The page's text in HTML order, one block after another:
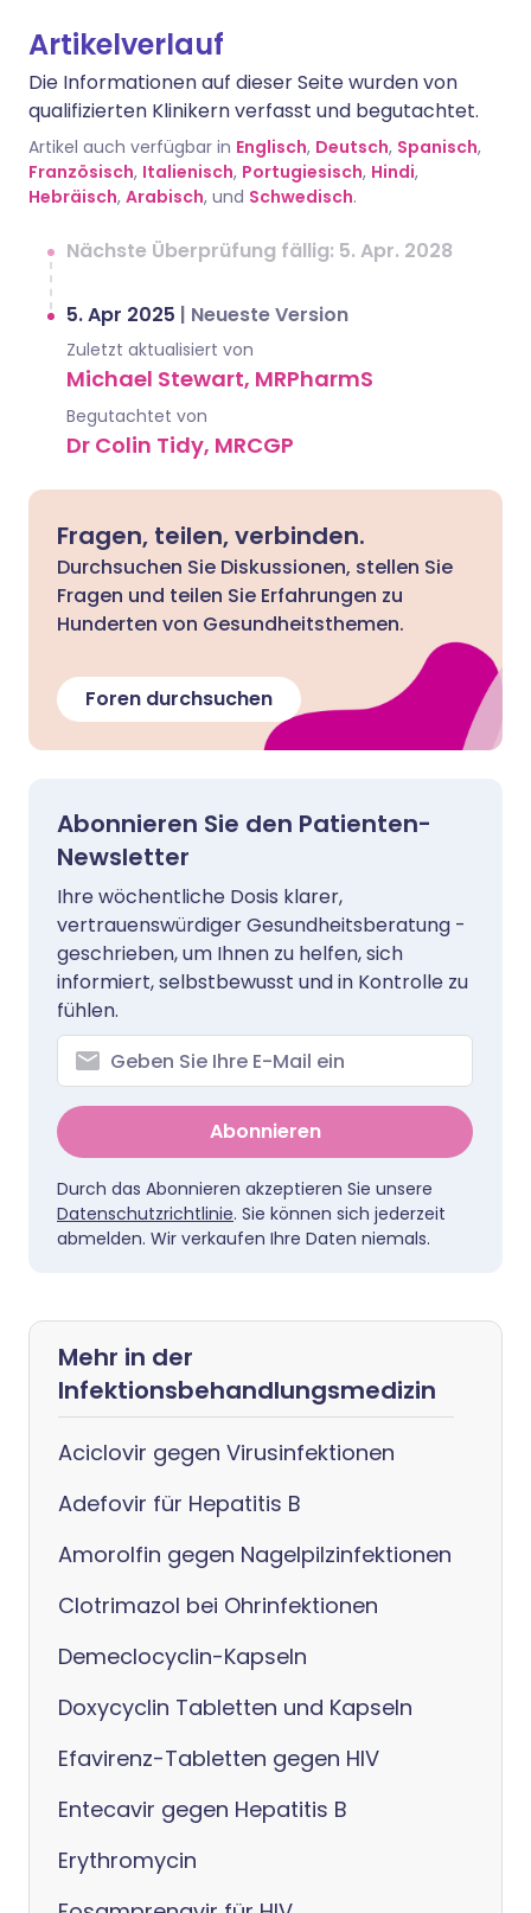
Artikelverlauf
Die Informationen auf dieser Seite wurden von
qualifizierten Klinikern verfasst und begutachtet.
Artikel auch verfügbar in Englisch, Deutsch, Spanisch,
Französisch, Italienisch, Portugiesisch, Hindi,
Hebräisch, Arabisch, und Schwedisch.
Nächste Überprüfung fällig: 5. Apr. 2028
5. Apr 2025 | Neueste Version
Zuletzt aktualisiert von
Michael Stewart, MRPharmS
Begutachtet von
Dr Colin Tidy, MRCGP
Fragen, teilen, verbinden.
Durchsuchen Sie Diskussionen, stellen Sie
Fragen und teilen Sie Erfahrungen zu
Hunderten von Gesundheitsthemen.
Foren durchsuchen
Abonnieren Sie den Patienten-
Newsletter
Ihre wöchentliche Dosis klarer,
vertrauenswürdiger Gesundheitsberatung -
geschrieben, um Ihnen zu helfen, sich
informiert, selbstbewusst und in Kontrolle zu
fühlen.
Abonnieren
Durch das Abonnieren akzeptieren Sie unsere
Datenschutzrichtlinie. Sie können sich jederzeit
abmelden. Wir verkaufen Ihre Daten niemals.
Mehr in der
Infektionsbehandlungsmedizin
Aciclovir gegen Virusinfektionen
Adefovir für Hepatitis B
Amorolfin gegen Nagelpilzinfektionen
Clotrimazol bei Ohrinfektionen
Demeclocyclin-Kapseln
Doxycyclin Tabletten und Kapseln
Efavirenz-Tabletten gegen HIV
Entecavir gegen Hepatitis B
Erythromycin